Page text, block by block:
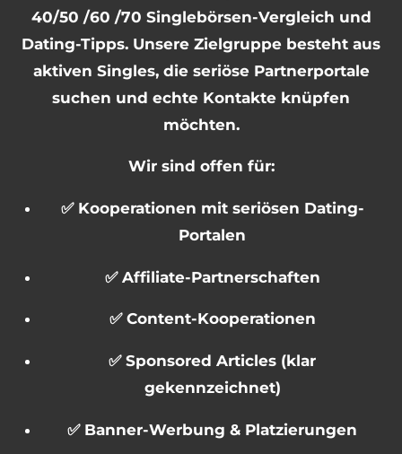
40/50 /60 /70 Singlebörsen-Vergleich und
Dating-Tipps. Unsere Zielgruppe besteht aus
aktiven Singles, die seriöse Partnerportale
suchen und echte Kontakte knüpfen
möchten.
Wir sind offen für:
✅ Kooperationen mit seriösen Dating-
Portalen
✅ Affiliate-Partnerschaften
✅ Content-Kooperationen
✅ Sponsored Articles (klar
gekennzeichnet)
✅ Banner-Werbung & Platzierungen